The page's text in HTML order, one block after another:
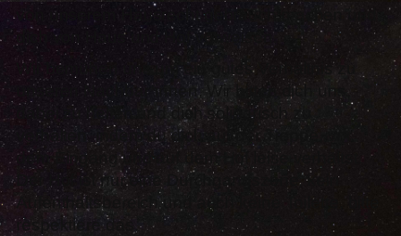
von unserem Hausrecht gebrauch machen und
dich von Haus und Hof verweisen.
Wir bemühen uns um ein gutes Verhältnis zu
unseren Nachbar*innen. Wir bitten dich uns
dabei zu helfen und dich solidarisch zu
verhalten, indem du dich auf der Treppe, vor
dem Eingang und auf dem Hof leise verhältst.
Der Hof ist nur eine Durchgangszone, kein
Aufenthaltsbereich und auch keine Toilette, bitte
respektiere das.